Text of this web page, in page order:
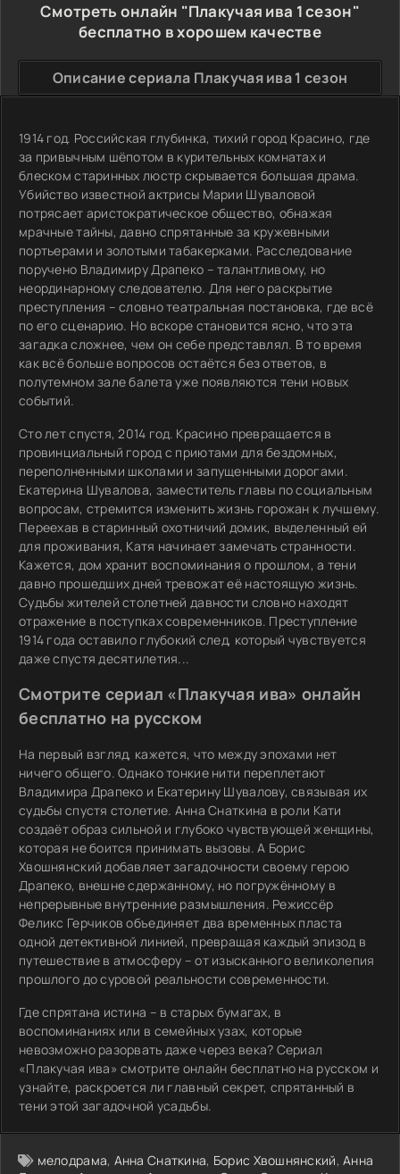
Смотреть онлайн "Плакучая ива 1 сезон"
бесплатно в хорошем качестве
Описание сериала Плакучая ива 1 сезон
1914 год. Российская глубинка, тихий город Красино, где
за привычным шёпотом в курительных комнатах и
блеском старинных люстр скрывается большая драма.
Убийство известной актрисы Марии Шуваловой
потрясает аристократическое общество, обнажая
мрачные тайны, давно спрятанные за кружевными
портьерами и золотыми табакерками. Расследование
поручено Владимиру Драпеко – талантливому, но
неординарному следователю. Для него раскрытие
преступления – словно театральная постановка, где всё
по его сценарию. Но вскоре становится ясно, что эта
загадка сложнее, чем он себе представлял. В то время
как всё больше вопросов остаётся без ответов, в
полутемном зале балета уже появляются тени новых
событий.
Сто лет спустя, 2014 год. Красино превращается в
провинциальный город с приютами для бездомных,
переполненными школами и запущенными дорогами.
Екатерина Шувалова, заместитель главы по социальным
вопросам, стремится изменить жизнь горожан к лучшему.
Переехав в старинный охотничий домик, выделенный ей
для проживания, Катя начинает замечать странности.
Кажется, дом хранит воспоминания о прошлом, а тени
давно прошедших дней тревожат её настоящую жизнь.
Судьбы жителей столетней давности словно находят
отражение в поступках современников. Преступление
1914 года оставило глубокий след, который чувствуется
даже спустя десятилетия...
Смотрите сериал «Плакучая ива» онлайн
бесплатно на русском
На первый взгляд, кажется, что между эпохами нет
ничего общего. Однако тонкие нити переплетают
Владимира Драпеко и Екатерину Шувалову, связывая их
судьбы спустя столетие. Анна Снаткина в роли Кати
создаёт образ сильной и глубоко чувствующей женщины,
которая не боится принимать вызовы. А Борис
Хвошнянский добавляет загадочности своему герою
Драпеко, внешне сдержанному, но погружённому в
непрерывные внутренние размышления. Режиссёр
Феликс Герчиков объединяет два временных пласта
одной детективной линией, превращая каждый эпизод в
путешествие в атмосферу – от изысканного великолепия
прошлого до суровой реальности современности.
Где спрятана истина – в старых бумагах, в
воспоминаниях или в семейных узах, которые
невозможно разорвать даже через века? Сериал
«Плакучая ива» смотрите онлайн бесплатно на русском и
узнайте, раскроется ли главный секрет, спрятанный в
тени этой загадочной усадьбы.
мелодрама, Анна Снаткина, Борис Хвошнянский,Анна